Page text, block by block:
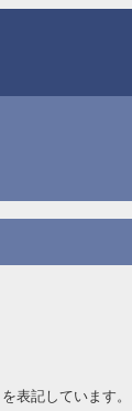
表記しています。